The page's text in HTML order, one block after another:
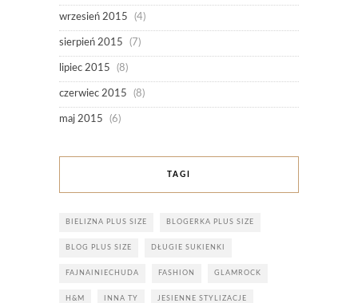
wrzesień 2015 (4)
sierpień 2015 (7)
lipiec 2015 (8)
czerwiec 2015 (8)
maj 2015 (6)
TAGI
BIELIZNA PLUS SIZE BLOGERKA PLUS SIZE
BLOG PLUS SIZE DŁUGIE SUKIENKI
FAJNAINIECHUDA FASHION GLAMROCK
H&M INNA TY JESIENNE STYLIZACJE